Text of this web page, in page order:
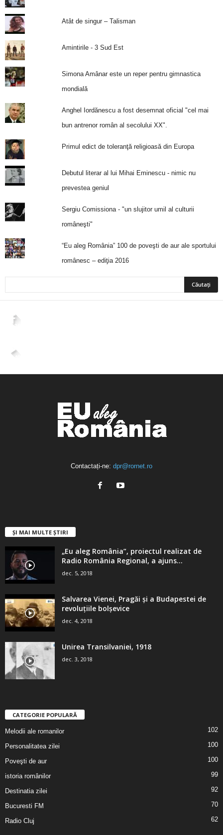
Atât de singur – Talisman
Amintirile - 3 Sud Est
Simona Amânar este un reper pentru gimnastica
mondială
Anghel Iordănescu a fost desemnat oficial "cel mai
bun antrenor român al secolului XX".
Primul edict de toleranţă religioasă din Europa
Debutul literar al lui Mihai Eminescu - nimic nu
prevestea geniul
Sergiu Comissiona - "un slujitor umil al culturii
româneşti"
“Eu aleg România” 100 de poveşti de aur ale sportului
românesc – ediţia 2016
2,265
4,400
Contactați-ne: dpr@rornet.ro
ȘI MAI MULTE ȘTIRI
„Eu aleg România”, proiectul realizat de
Radio România Regional, a ajuns...
dec. 5, 2018
Salvarea Vienei, Pragăi şi a Budapestei de
revoluţiile bolşevice
dec. 4, 2018
Unirea Transilvaniei, 1918
dec. 3, 2018
CATEGORIE POPULARĂ
Melodii ale romanilor 102
Personalitatea zilei 100
Poveşti de aur 100
istoria românilor 99
Destinatia zilei 92
Bucuresti FM 70
Radio Cluj 62